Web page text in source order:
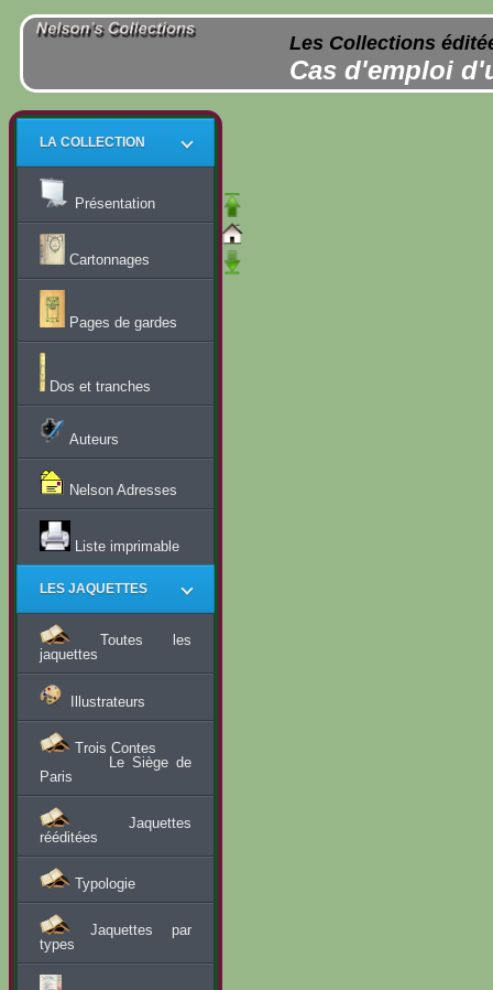
Les Collections
Cas d'emploi
LA COLLECTION
Présentation
Cartonnages
Pages de gardes
Dos et tranches
Auteurs
Nelson Adresses
Liste imprimable
LES JAQUETTES
Toutes les
jaquettes
Illustrateurs
Trois Contes
Le Siège de
Paris
Jaquettes
rééditées
Typologie
Jaquettes par
types